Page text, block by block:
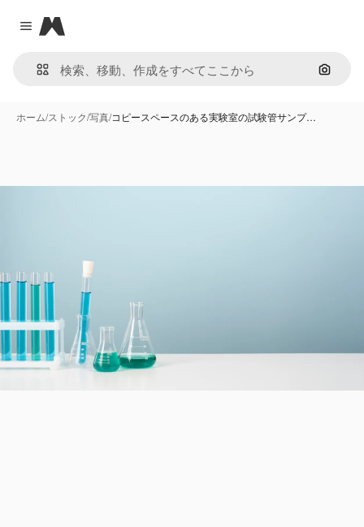
Close menu
Magnific
画像で
ホーム/ストック/写真/コピースペースのある実験室の試験管サンプ…